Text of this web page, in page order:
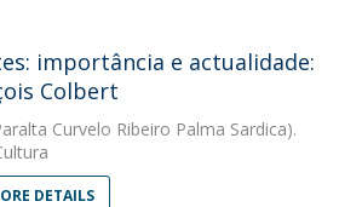
importância e actualidade:
Colbert
Curvelo Ribeiro Palma Sardica).
DETAILS